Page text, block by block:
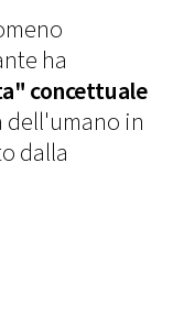
ha
concettuale
dell'umano in
dalla